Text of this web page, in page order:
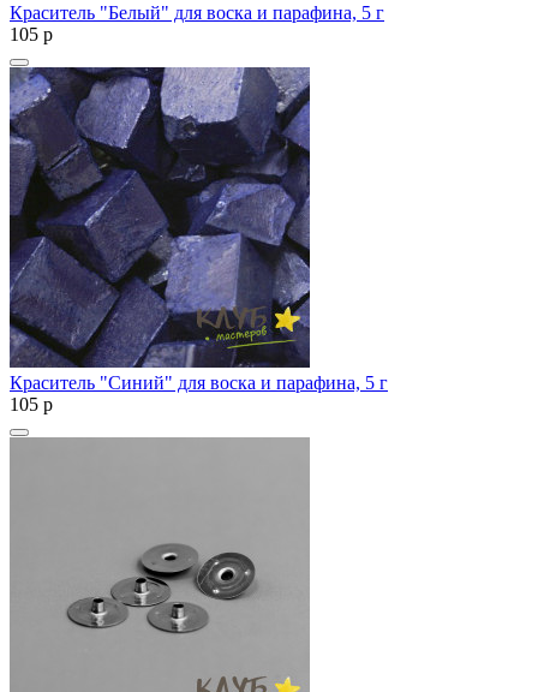
Краситель "Белый" для воска и парафина, 5 г
105 p
Краситель "Синий" для воска и парафина, 5 г
105 p